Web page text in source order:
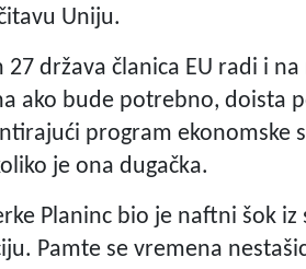
Uniju.
država članica EU radi i
ako bude potrebno, doista
program ekonomske
je ona dugačka.
Planinc bio je naftni šok iz
Pamte se vremena